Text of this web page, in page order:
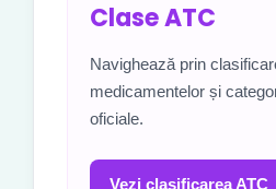
Clase ATC
Navighează prin
medicamentelor și
oficiale.
Vezi clasificarea ATC